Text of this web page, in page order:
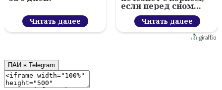
Читать далее
если перед сном…
Читать далее
ПАИ в Telegram